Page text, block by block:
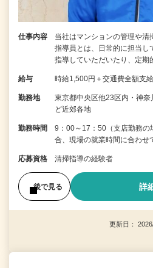
仕事内容
当社はマンションの管理や
指導員とは、日常的に担当し
指導していただいたり、定
給与 時給1,500円＋交通費全額支給
勤務地
東京都中央区他23区内・神
ど近郊各地
勤務時間
9：00～17：50（支店勤務
合、現場の就業時間に合わ
応募資格 清掃指導の経験者
後で見る 詳
更新日：